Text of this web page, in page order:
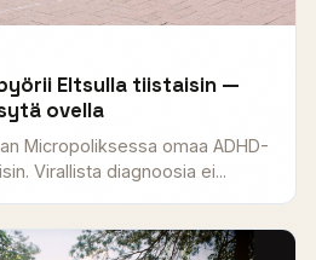
Eltsulla tiistaisin —
ovella
Micropoliksessa omaa ADHD-
Virallista diagnoosia ei...